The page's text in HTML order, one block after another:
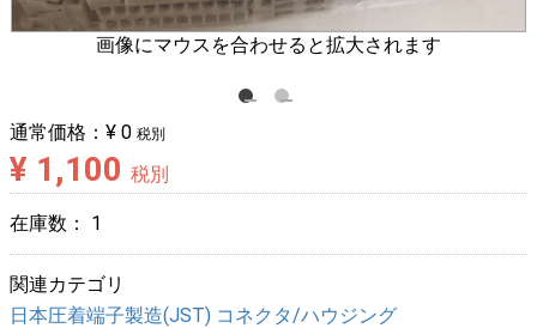
画像にマウスを合わせると拡大されます
通常価格： ¥ 0 税別
¥ 1,100 税別
在庫数： 1
関連カテゴリ
日本圧着端子製造(JST) コネクタ/ハウジング